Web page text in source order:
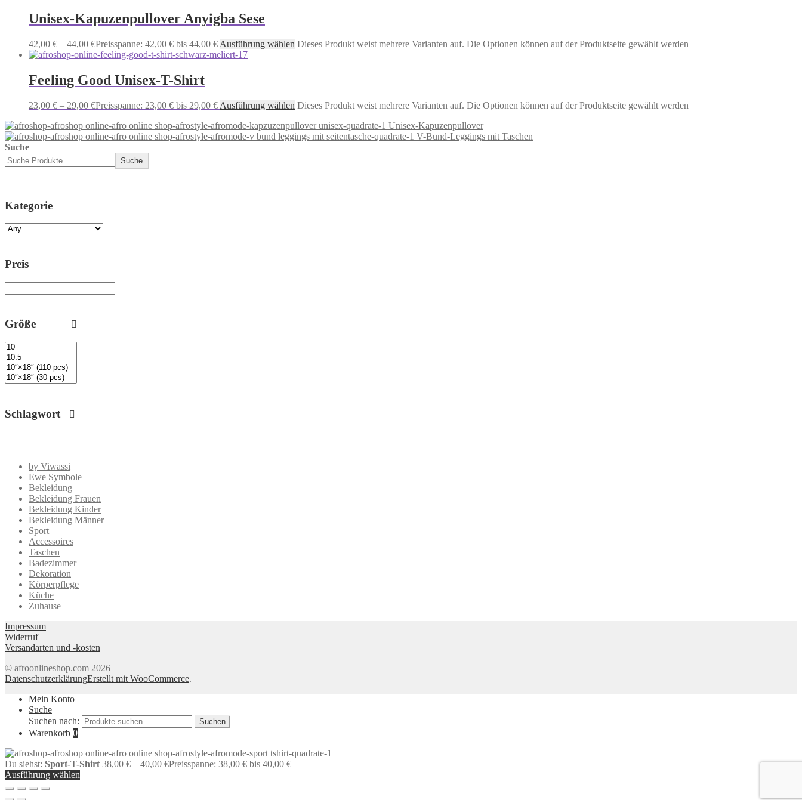
Unisex-Kapuzenpullover Anyigba Sese
42,00 € – 44,00 €Preisspanne: 42,00 € bis 44,00 € Ausführung wählen Dieses Produkt weist mehrere Varianten auf. Die Optionen können auf der Produktseite gewählt werden
Feeling Good Unisex-T-Shirt
23,00 € – 29,00 €Preisspanne: 23,00 € bis 29,00 € Ausführung wählen Dieses Produkt weist mehrere Varianten auf. Die Optionen können auf der Produktseite gewählt werden
Unisex-Kapuzenpullover
V-Bund-Leggings mit Taschen
Suche
Suche
Kategorie
Preis
Größe
Schlagwort
by Viwassi
Ewe Symbole
Bekleidung
Bekleidung Frauen
Bekleidung Kinder
Bekleidung Männer
Sport
Accessoires
Taschen
Badezimmer
Dekoration
Körperpflege
Küche
Zuhause
Impressum
Widerruf
Versandarten und -kosten
© afroonlineshop.com 2026
DatenschutzerklärungErstellt mit WooCommerce.
Mein Konto
Suche
Suchen nach:
Suchen
Warenkorb 0
Du siehst: Sport-T-Shirt 38,00 € – 40,00 €Preisspanne: 38,00 € bis 40,00 €
Ausführung wählen